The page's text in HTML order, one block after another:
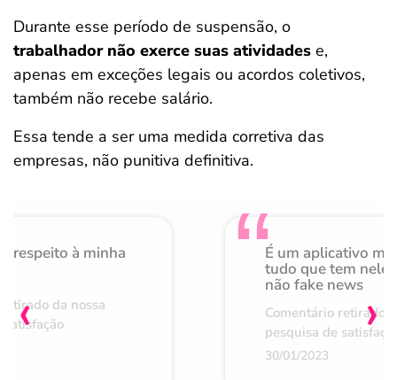
Durante esse período de suspensão, o
trabalhador não exerce suas atividades e,
apenas em exceções legais ou acordos coletivos,
também não recebe salário.
Essa tende a ser uma medida corretiva das
empresas, não punitiva definitiva.
respeito à minha
da nossa
É um aplicativo
tudo que tem nele
não fake news
Comentário retirado
pesquisa de
30/01/2023
‹ ›